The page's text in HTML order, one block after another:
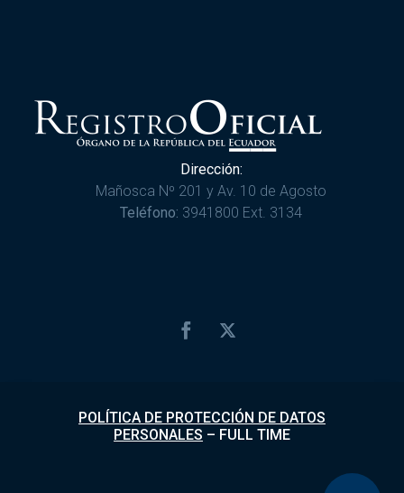
Dirección:
Mañosca Nº 201 y Av. 10 de Agosto
Teléfono: 3941800 Ext. 3134
POLÍTICA DE PROTECCIÓN DE DATOS
PERSONALES – FULL TIME